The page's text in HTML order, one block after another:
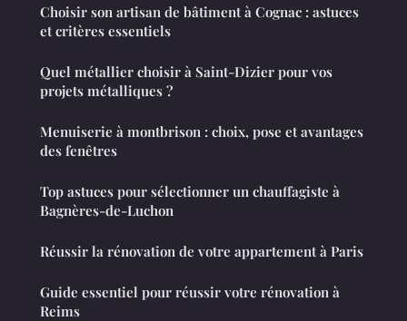
Choisir son artisan de bâtiment à Cognac : astuces
et critères essentiels
Quel métallier choisir à Saint-Dizier pour vos
projets métalliques ?
Menuiserie à montbrison : choix, pose et avantages
des fenêtres
Top astuces pour sélectionner un chauffagiste à
Bagnères-de-Luchon
Réussir la rénovation de votre appartement à Paris
Guide essentiel pour réussir votre rénovation à
Reims